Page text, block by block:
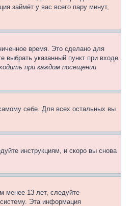
займёт у вас всего пару минут,
время. Это сделано для
выбрать указанный пункт при входе
при каждом посещении
себе. Для всех остальных вы
инструкциям, и скоро вы снова
менее 13 лет, следуйте
Эта информация